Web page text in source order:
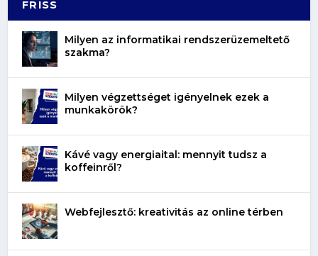
FRISS
Milyen az informatikai rendszerüzemeltető
szakma?
Milyen végzettséget igényelnek ezek a
munkakörök?
Kávé vagy energiaital: mennyit tudsz a
koffeinről?
Webfejlesztő: kreativitás az online térben